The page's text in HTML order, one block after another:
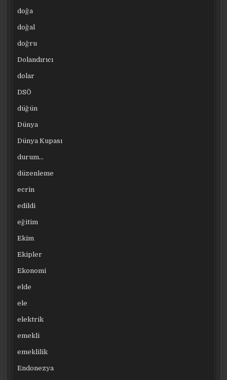
doğa
doğal
doğru
Dolandırıcı
dolar
DSÖ
düğün
Dünya
Dünya Kupası
durum…
düzenleme
ecrin
edildi
eğitim
Ekim
Ekipler
Ekonomi
elde
ele
elektrik
emekli
emeklilik
Endonezya